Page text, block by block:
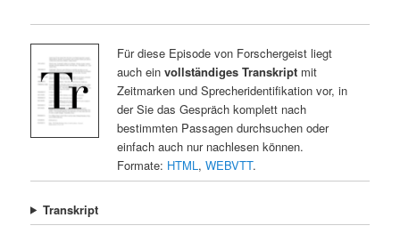
Für diese Episode von Forschergeist liegt
auch ein vollständiges Transkriptmit
Zeitmarken und Sprecheridentifikation vor, in
der Sie das Gespräch komplett nach
bestimmten Passagen durchsuchen oder
einfach auch nur nachlesen können.
Formate: HTML, WEBVTT.
Transkript